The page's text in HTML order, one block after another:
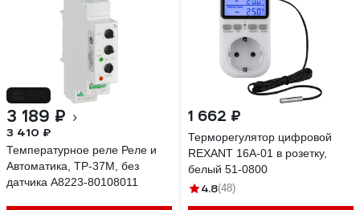
3 189 ₽
3 410 ₽
Температурное реле Реле и
Автоматика, ТР-37М, без
датчика A8223-80108011
1 662 ₽
Терморегулятор цифровой
REXANT 16А-01 в розетку,
белый 51-0800
4.8(48)